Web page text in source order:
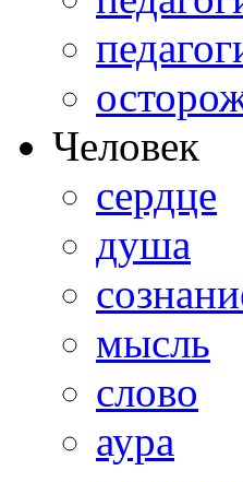
Человек
сердце
душа
мысль
слово
аура